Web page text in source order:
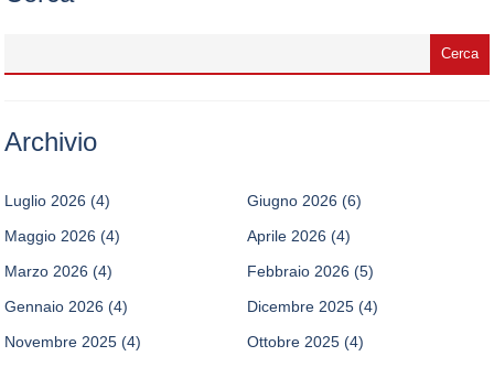
Archivio
Luglio 2026 (4) Giugno 2026 (6)
Maggio 2026 (4) Aprile 2026 (4)
Marzo 2026 (4) Febbraio 2026 (5)
Gennaio 2026 (4) Dicembre 2025 (4)
Novembre 2025 (4) Ottobre 2025 (4)